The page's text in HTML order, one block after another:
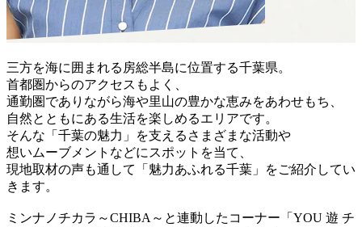
三方を海に囲まれる房総半島に位置する千葉県。
首都圏からのアクセスもよく、
通勤圏でありながら海や里山の豊かな恵みをあわせもち、
自然とともにある生活を楽しめるエリアです。
そんな「千葉の魅力」を支えるさまざまな活動や
想いムーブメントなどにスポットを当て、
現地取材の声も通して「魅力あふれる千葉」をご紹介してい
きます。
ミンナノチカラ～CHIBA～と連動したコーナー「YOU 遊 チ